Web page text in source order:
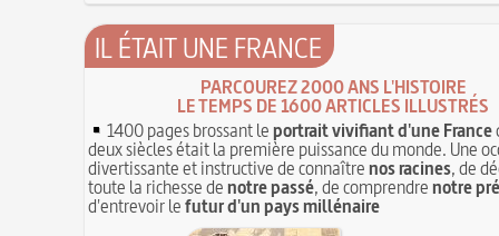
IL ÉTAIT UNE FRANCE
PARCOUREZ 2000 ANS L'HISTOIRE
LE TEMPS DE 1600 ARTICLES ILLUSTRÉS
1400 pages brossant leportrait vivifiant d'une France
deux siècles était la première puissance du monde. Une
divertissante et instructive de connaîtrenos racines, de
toute la richesse denotre passé, de comprendrenotre
d'entrevoir lefutur d'un pays millénaire